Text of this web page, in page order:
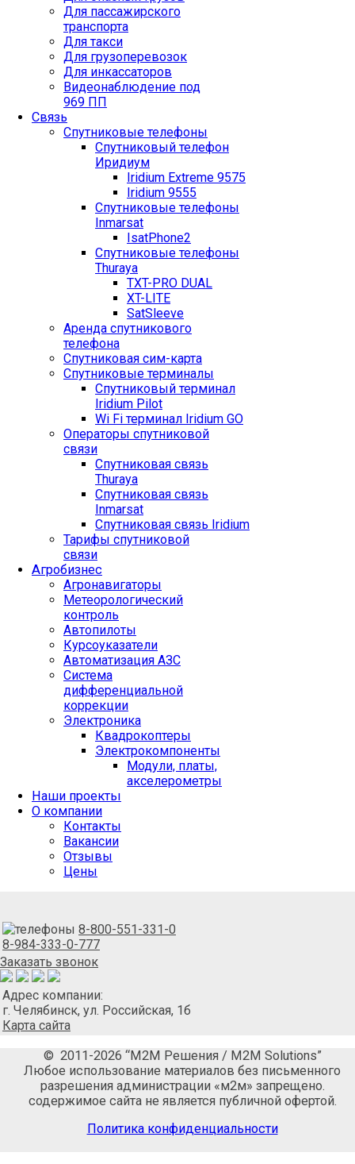
Для пассажирского
транспорта
Для такси
Для грузоперевозок
Для инкассаторов
Видеонаблюдение под
969 ПП
Связь
Спутниковые телефоны
Спутниковый телефон
Иридиум
Iridium Extreme 9575
Iridium 9555
Спутниковые телефоны
Inmarsat
IsatPhone2
Спутниковые телефоны
Thuraya
TXT-PRO DUAL
XT-LITE
SatSleeve
Аренда спутникового
телефона
Спутниковая сим-карта
Спутниковые терминалы
Спутниковый терминал
Iridium Pilot
Wi Fi терминал Iridium GO
Операторы спутниковой
связи
Спутниковая связь
Thuraya
Спутниковая связь
Inmarsat
Спутниковая связь Iridium
Тарифы спутниковой
связи
Агробизнес
Агронавигаторы
Метеорологический
контроль
Автопилоты
Курсоуказатели
Автоматизация АЗС
Система
дифференциальной
коррекции
Электроника
Квадрокоптеры
Электрокомпоненты
Модули, платы,
акселерометры
Наши проекты
О компании
Контакты
Вакансии
Отзывы
Цены
8-800-551-331-0
8-984-333-0-777
Заказать звонок
Адрес компании:
г. Челябинск, ул. Российская, 1б
Карта сайта
© 2011-2026 “М2М Решения / M2M Solutions”
Любое использование материалов без письменного
разрешения администрации «м2м» запрещено.
содержимое сайта не является публичной офертой.
Политика конфиденциальности